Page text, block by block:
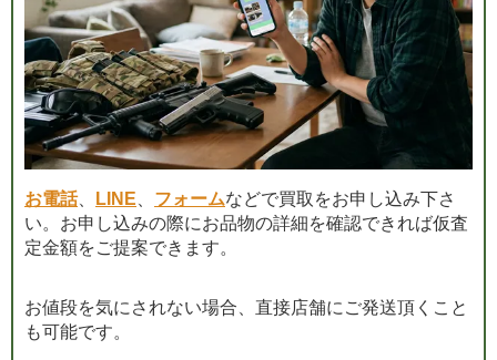
お電話、 LINE フォームなどで買取をお申し込み下さ
い。お申し込みの際にお品物の詳細を確認できれば仮査
定金額をご提案できます。
お値段を気にされない場合、直接店舗にご発送頂くこと
も可能です。